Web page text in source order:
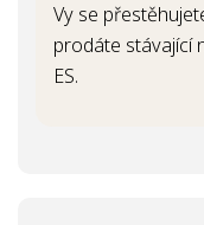
Vy se
prodáte stávající
ES.